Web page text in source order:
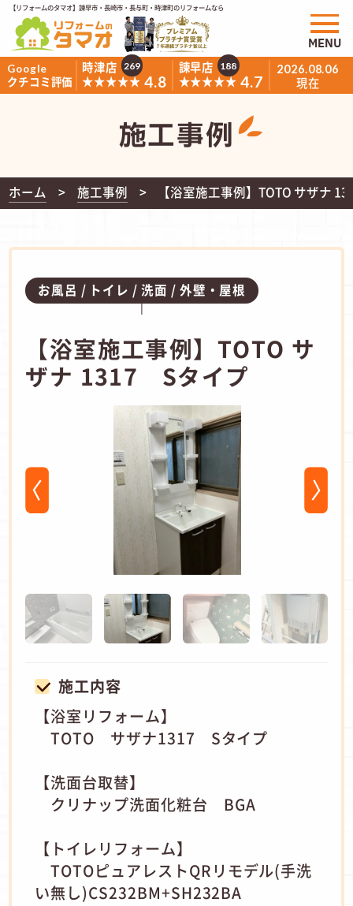
【リフォームのタマオ】諫早市・長崎市・長与町・時津町のリフォームなら
Google
クチコミ評価
時津店
★★★★★ 4.8
269
諫早店
★★★★★ 4.7
188 2026.08.06
現在
MENU
施工事例
ホーム 施工事例 【浴室施工事例】TOTO サザナ
お風呂 トイレ 洗面 外壁・屋根
【浴室施工事例】TOTO サ
ザナ 1317 Sタイプ
施工内容
【浴室リフォーム】
TOTO サザナ1317 Sタイプ
【洗面台取替】
クリナップ洗面化粧台 BGA
【トイレリフォーム】
TOTOピュアレストQRリモデル(手洗
い無し)CS232BM+SH232BA